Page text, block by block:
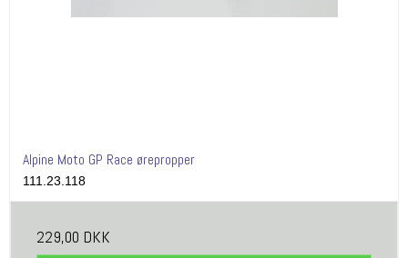
Alpine Moto GP Race ørepropper
111.23.118
229,00 DKK